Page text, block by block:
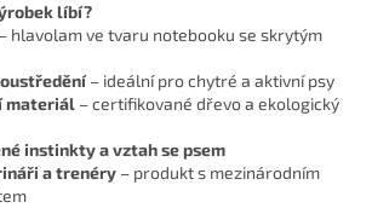
líbí?
– hlavolam ve tvaru notebooku se skrytým
– ideální pro chytré a aktivní psy
materiál – certifikované dřevo a ekologický
instinkty a vztah se psem
a trenéry – produkt s mezinárodním